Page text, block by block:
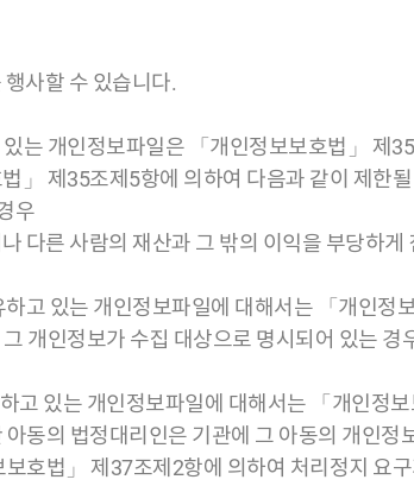
사할 수 있습니다.
는 개인정보파일은 「개인정보보호법」 제
」 제35조제5항에 의하여 다음과 같이 제한
우
다른 사람의 재산과 그 밖의 이익을 부당하게
고 있는 개인정보파일에 대해서는 「개인
개인정보가 수집 대상으로 명시되어 있는 경
고 있는 개인정보파일에 대해서는 「개인정
동의 법정대리인은 기관에 그 아동의 개인정
호법」 제37조제2항에 의하여 처리정지 요